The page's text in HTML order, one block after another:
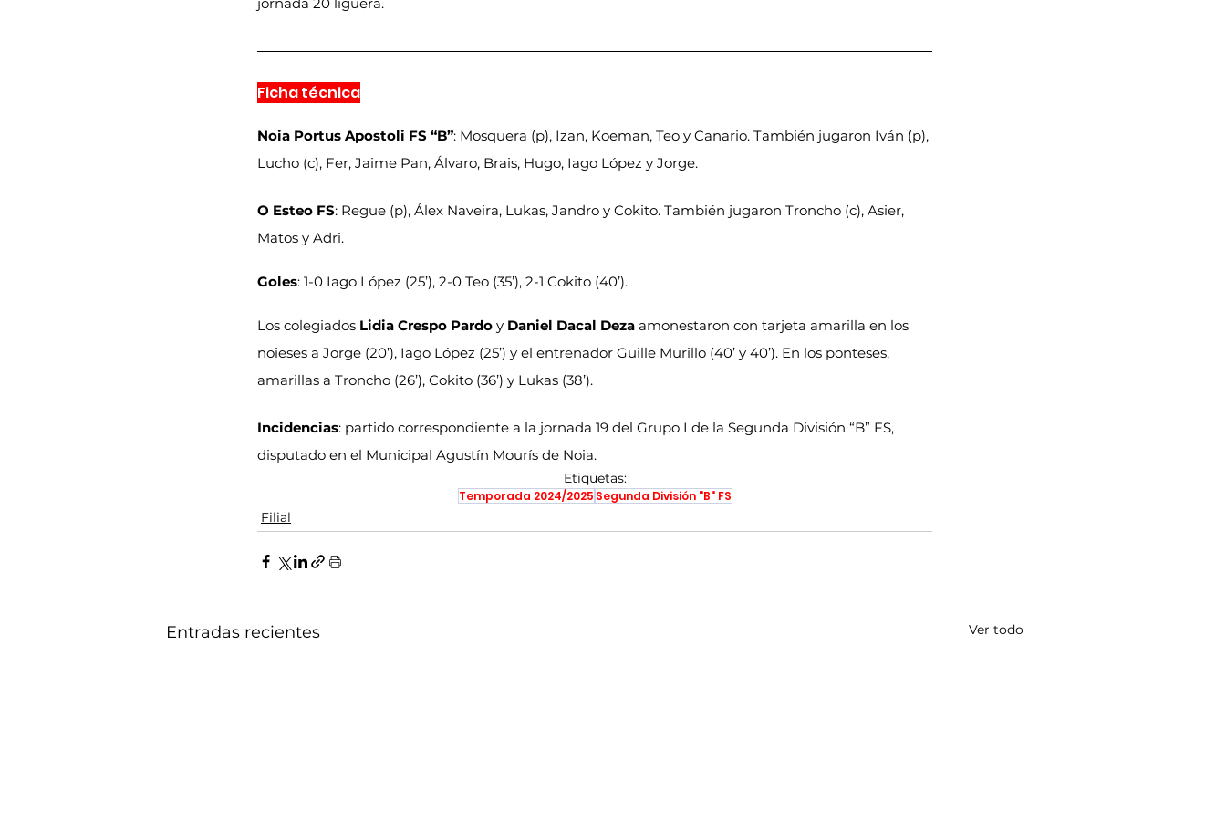
Ficha técnica
Noia Portus Apostoli FS “B”: Mosquera (p), Izan, Koeman, Teo y Canario. También jugaron Iván (p),
Lucho (c), Fer, Jaime Pan, Álvaro, Brais, Hugo, Iago López y Jorge.
O Esteo FS: Regue (p), Álex Naveira, Lukas, Jandro y Cokito. También jugaron Troncho (c), Asier,
Matos y Adri.
Goles: 1-0 Iago López (25’), 2-0 Teo (35’), 2-1 Cokito (40’).
Los colegiados Lidia Crespo Pardo y Daniel Dacal Deza amonestaron con tarjeta amarilla en los
noieses a Jorge (20’), Iago López (25’) y el entrenador Guille Murillo (40’ y 40’). En los ponteses,
amarillas a Troncho (26’), Cokito (36’) y Lukas (38’).
Incidencias: partido correspondiente a la jornada 19 del Grupo I de la Segunda División “B” FS,
disputado en el Municipal Agustín Mourís de Noia.
Etiquetas:
Temporada 2024/2025 Segunda División "B" FS
Filial
Entradas recientes Ver todo